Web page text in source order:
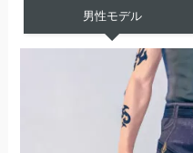
男性モデル